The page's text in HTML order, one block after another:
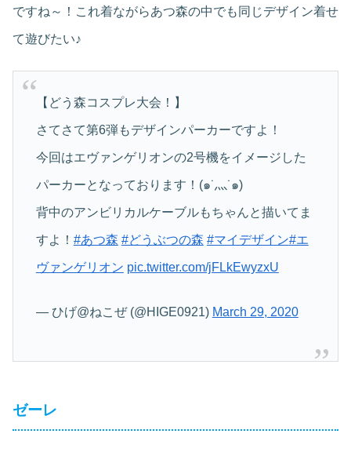
ですね～！これ着ながらあつ森の中でも同じデザイン着せ
て遊びたい♪
【どう森コスプレ大会！】
さてさて第6弾もデザインパーカーですよ！
今回はエヴァンゲリオンの2号機をイメージした
パーカーとなっております！(๑˙灬˙๑)
背中のアンビリカルケーブルもちゃんと描いてま
すよ！ #あつ森 #どうぶつの森 #マイデザイン#エ
ヴァンゲリオン pic.twitter.com/jFLkEwyzxU
— ひげ@ねこぜ (@HIGE0921) March 29, 2020
ゼーレ